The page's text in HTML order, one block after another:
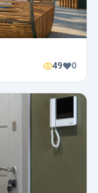
49 0